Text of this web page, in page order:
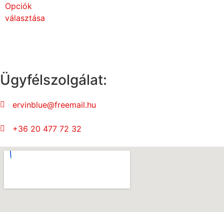
Opciók
választása
Ügyfélszolgálat:
ervinblue@freemail.hu
+36 20 477 72 32